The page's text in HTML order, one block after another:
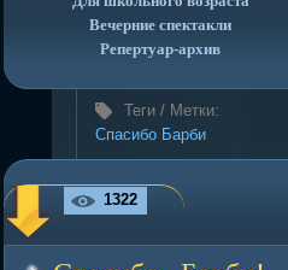
Вечерние спектакли
Репертуар-архив
Теги / Метки:
Спасибо Барби
1322